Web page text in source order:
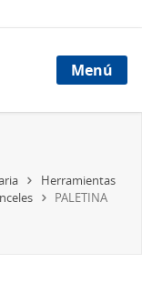
Menú
Herramientas
PALETINA